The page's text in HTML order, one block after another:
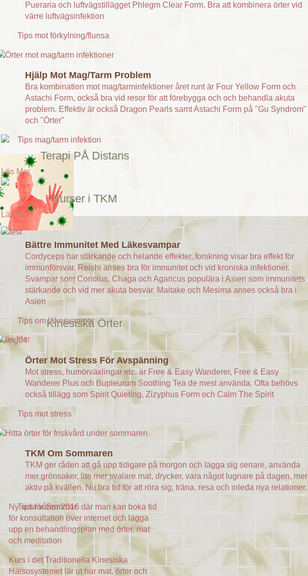
Pueraria och luftvägstillägget Phlegm Clear Form. Bra att kombinera örter vid
värre luftvägsinfektion
Tips mot förkylning/flunsa
Hjälp Mot Mag/Tarm Problem
Bra kombination mot mag/tarminfektioner året runt är Four Yellow Form och
Astachi Form, också bra vid resor för att förebygga och och behandla akuta
problem. Effektiv är också Dragon Pearls samt Astachi Form på "Gu Syndrom"
och "Örter"
Tips mag/tarm infektion
Bättre Immunitet Med Läkesvampar
Cordyceps har stärkande och helande effekter, forskning visar bra effekt för
immunförsvar. Reishi anses bra för immunitet och vid kroniska infektioner.
Svampar som Coriolus, Chaga och Agaricus populära i Asien som immunitets
stärkande och vid mer akuta besvär. Maitake och Mesima anses också bra i
Asien
Tips om läkesvampar
Örter Mot Stress För Avspänning
Mot stress, humörväxlingar etc. är Free & Easy Wanderer, Free & Easy
Wanderer Plus och Bupleurum Soothing Tea de mest använda. Ofta behövs
också tillägg som Spirit Quieting, Zizyphus Form och Calm The Spirit
Tips mot stress
TKM Om Sommaren
TKM ger råden att gå upp tidigare på morgon och lägga sig senare, använda
mer grönsaker, lite mer svalare mat, drycker, vara något lugnare på dagen, mer
aktiv på kvällen. Nu bra tid för att röra sig, träna, resa och inleda nya relationer.
Tips för Sommar
Terapi PÅ Distans
Ny sida våren 2016 där man kan boka tid
för konsultation över internet och lägga
upp en behandlingsplan med örter, mat
och meditation
Läs Mer
Kurser i TKM
Kurs i det Traditionella Kinesiska
Hälsosystemet lär ut hur mat, örter och
Läs Mer
Kinesiska Örter
Läs Mer